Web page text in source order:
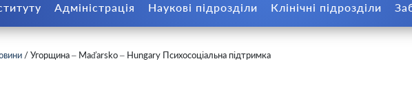
Адміністрація Наукові підрозділи Клінічні підрозділи
/Угорщина – Maďarsko – Hungary Психосоціальна підтримка